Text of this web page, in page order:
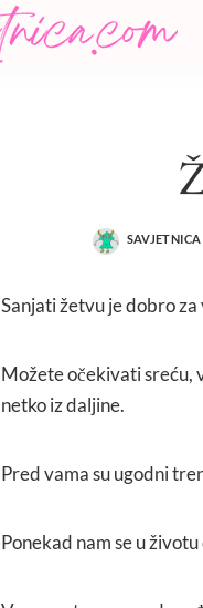
POSTED
SAVJETNICA
Sanjati žetvu je dobro za
Možete očekivati sreću,
netko iz daljine.
Pred vama su ugodni
Ponekad nam se u